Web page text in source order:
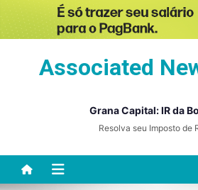
Associated
Grana Capital: IR da
Resolva seu Imposto de